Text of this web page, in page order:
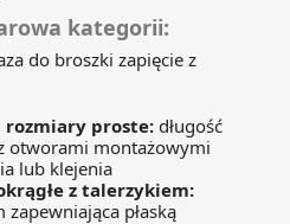
kategorii:
do broszki zapięcie z
proste: długość
otworami montażowymi
lub klejenia
z talerzykiem:
płaską